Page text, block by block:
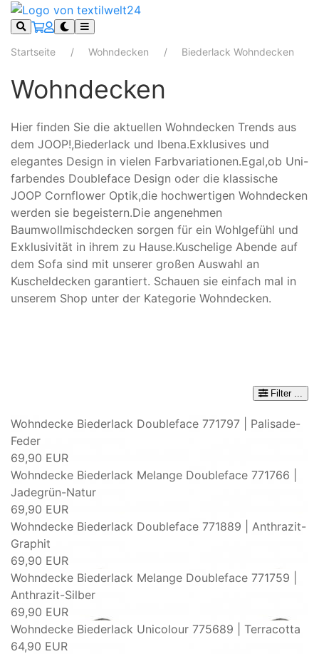
Startseite Wohndecken Biederlack Wohndecken
Wohndecken
Hier finden Sie die aktuellen Wohndecken Trends aus
dem JOOP!,Biederlack und Ibena.Exklusives und
elegantes Design in vielen Farbvariationen.Egal,ob Uni-
farbendes Doubleface Design oder die klassische
JOOP Cornflower Optik,die hochwertigen Wohndecken
werden sie begeistern.Die angenehmen
Baumwollmischdecken sorgen für ein Wohlgefühl und
Exklusivität in ihrem zu Hause.Kuschelige Abende auf
dem Sofa sind mit unserer großen Auswahl an
Kuscheldecken garantiert. Schauen sie einfach mal in
unserem Shop unter der Kategorie Wohndecken.
Filter
Wohndecke Biederlack Doubleface 771797 | Palisade-
Feder
69,90 EUR
Wohndecke Biederlack Melange Doubleface 771766 |
Jadegrün-Natur
69,90 EUR
Wohndecke Biederlack Doubleface 771889 | Anthrazit-
Graphit
69,90 EUR
Wohndecke Biederlack Melange Doubleface 771759 |
Anthrazit-Silber
69,90 EUR
Wohndecke Biederlack Unicolour 775689 | Terracotta
64,90 EUR